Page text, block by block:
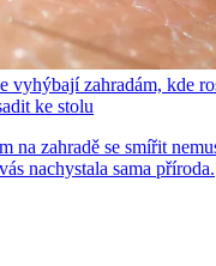
vyhýbají zahradám, kde
ke stolu
na zahradě se smířit
nachystala sama příroda.